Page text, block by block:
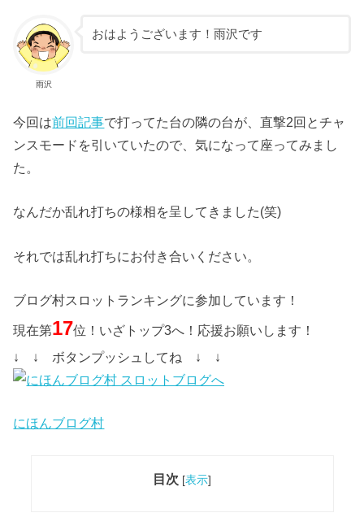
雨沢
おはようございます！雨沢です
今回は前回記事で打ってた台の隣の台が、直撃2回とチャ
ンスモードを引いていたので、気になって座ってみまし
た。
なんだか乱れ打ちの様相を呈してきました(笑)
それでは乱れ打ちにお付き合いください。
ブログ村スロットランキングに参加しています！
現在第17位！いざトップ3へ！応援お願いします！
↓ ↓ ボタンプッシュしてね ↓ ↓
にほんブログ村
目次 [表示]